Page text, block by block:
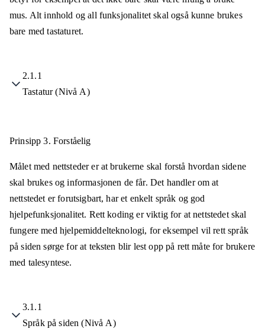
mus. Alt innhold og all funksjonalitet skal også kunne brukes
bare med tastaturet.
2.1.1
Tastatur (Nivå A)
Prinsipp 3. Forståelig
Målet med nettsteder er at brukerne skal forstå hvordan sidene
skal brukes og informasjonen de får. Det handler om at
nettstedet er forutsigbart, har et enkelt språk og god
hjelpefunksjonalitet. Rett koding er viktig for at nettstedet skal
fungere med hjelpemiddelteknologi, for eksempel vil rett språk
på siden sørge for at teksten blir lest opp på rett måte for brukere
med talesyntese.
3.1.1
Språk på siden (Nivå A)